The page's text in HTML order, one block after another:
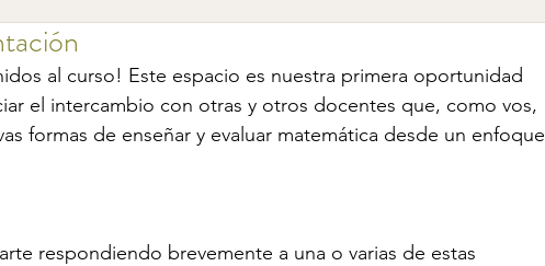
al curso! Este espacio es nuestra primera oportunidad
el intercambio con otras y otros docentes que, como vos,
formas de enseñar y evaluar matemática desde un enfoque
respondiendo brevemente a una o varias de estas